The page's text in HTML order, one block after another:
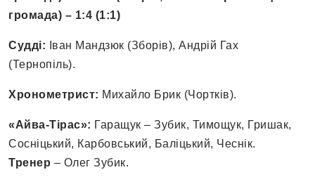
громада) – 1:4 (1:1)
Судді: Іван Мандзюк (Зборів), Андрій Гах
(Тернопіль).
Хронометрист: Михайло Брик (Чортків).
«Айва-Тірас»: Гаращук – Зубик, Тимощук, Гришак,
Сосніцький, Карбовський, Баліцький, Чеснік.
Тренер – Олег Зубик.